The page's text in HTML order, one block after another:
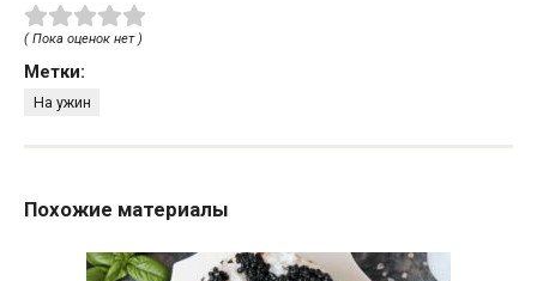
( Пока оценок нет )
Метки:
На ужин
Похожие материалы